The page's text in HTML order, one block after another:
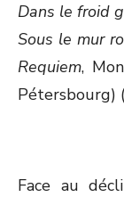
Dans le froid
Sous le mur
Requiem,
Pétersbourg)
Face au